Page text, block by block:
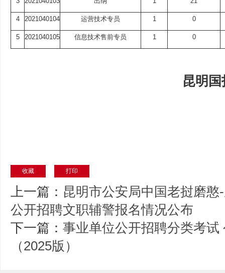
4 2021040104 运营技术专员 1 0
5 2021040105 信息技术售前专员 1 0
昆明
收藏 打印
上一篇： 昆明市公安局中国老挝磨
公开招聘文职辅警报名情况公布
下一篇： 事业单位公开招聘分类考
（2025版）